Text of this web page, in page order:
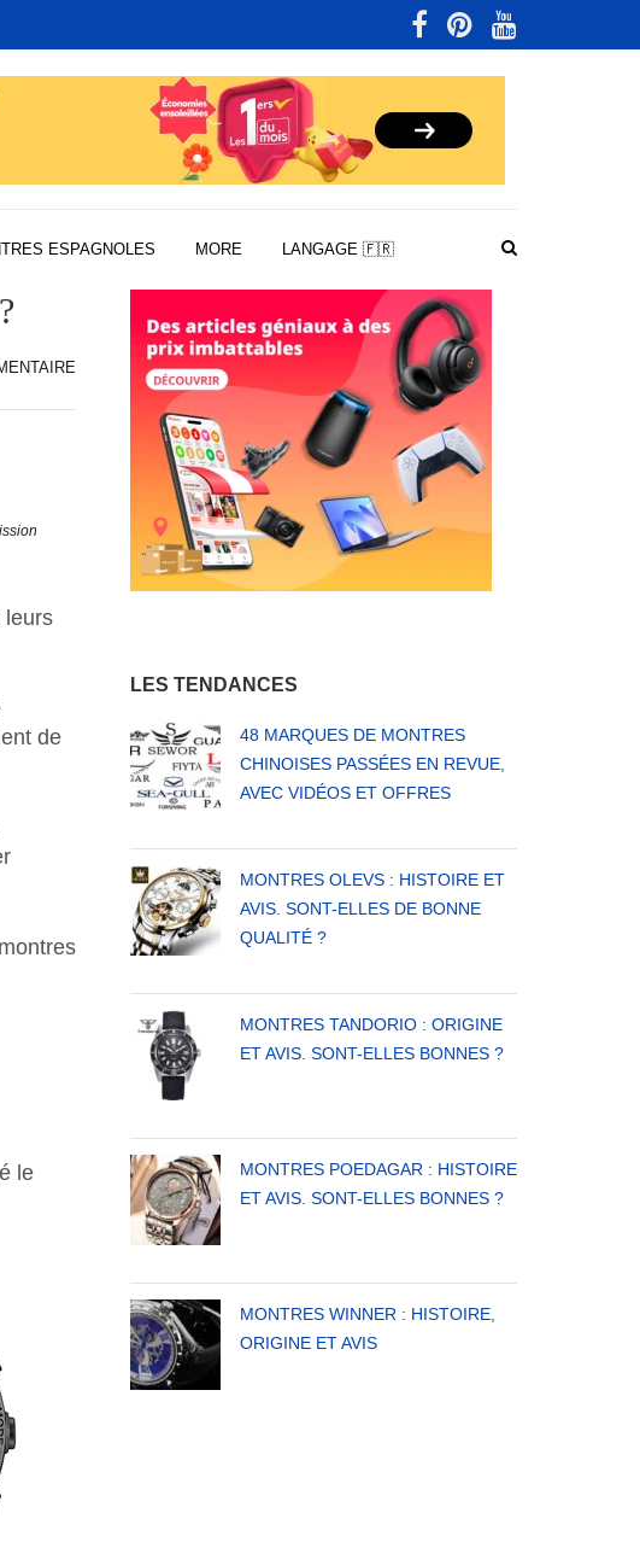
ESPAGNOLES MORE LANGAGE 🇫🇷
MONTRES
leurs
de
le
LES TENDANCES
48 MARQUES DE MONTRES
CHINOISES PASSÉES EN REVUE,
AVEC VIDÉOS ET OFFRES
MONTRES OLEVS : HISTOIRE ET
AVIS. SONT-ELLES DE BONNE
QUALITÉ ?
MONTRES TANDORIO : ORIGINE
ET AVIS. SONT-ELLES BONNES ?
MONTRES POEDAGAR : HISTOIRE
ET AVIS. SONT-ELLES BONNES ?
MONTRES WINNER : HISTOIRE,
ORIGINE ET AVIS